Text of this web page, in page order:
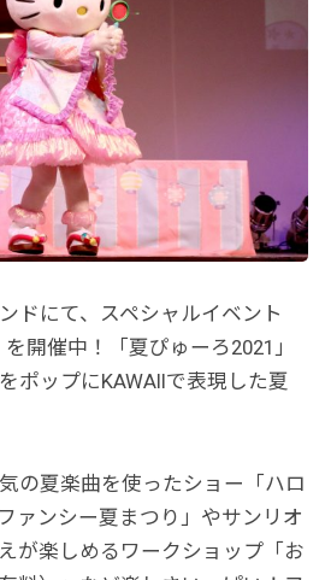
ドにて、スペシャルイベント
を開催中！「夏ぴゅーろ2021」
ポップにKAWAIIで表現した夏
の夏楽曲を使ったショー「ハロ
ァンシー夏まつり」やサンリオ
が楽しめるワークショップ「お